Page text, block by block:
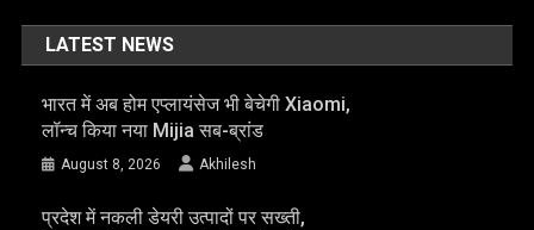
LATEST NEWS
भारत में अब होम एप्लायंसेज भी बेचेगी Xiaomi,
लॉन्च किया नया Mijia सब-ब्रांड
August 8, 2026 Akhilesh
प्रदेश में नकली डेयरी उत्पादों पर सख्ती,